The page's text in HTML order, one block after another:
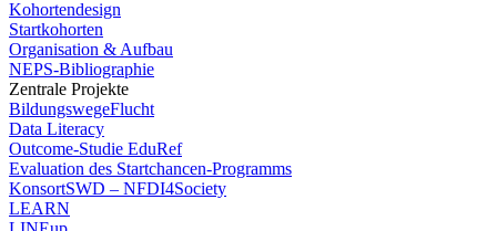
Kohortendesign
Startkohorten
Organisation & Aufbau
NEPS-Bibliographie
Zentrale Projekte
BildungswegeFlucht
Data Literacy
Outcome-Studie EduRef
Evaluation des Startchancen-Programms
KonsortSWD – NFDI4Society
LEARN